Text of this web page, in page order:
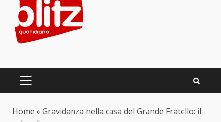
content
PRIMARY
Home » Gravidanza nella casa del Grande Fratello: il